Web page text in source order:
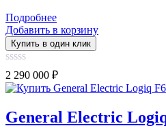
Подробнее
Добавить в корзину
Купить в один клик
0
out
of
2 290 000 ₽
General Electric